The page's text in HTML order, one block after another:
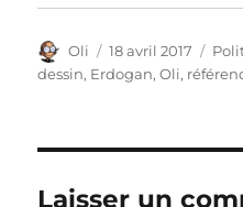
Auteur
Oli
Publié
le
18 avril 2017
dessin, Erdogan,Oli,
Laisser un